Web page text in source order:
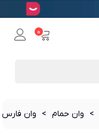
0
> وان حمام > وان فارس